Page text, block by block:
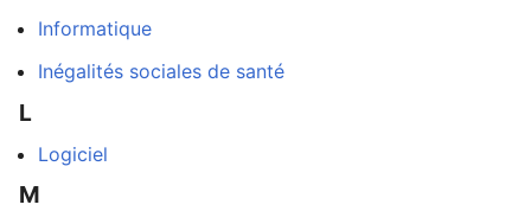
dans
Informatique
Inégalités sociales de santé
L
Logiciel
M